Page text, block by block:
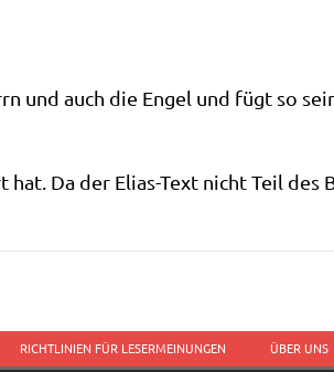
und auch die Engel und fügt so
Da der Eli­as-Text nicht Teil des
RICHTLINIEN FÜR LESERMEINUNGEN ÜBER UNS